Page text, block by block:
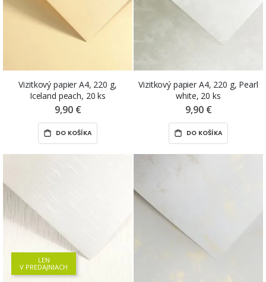
Vizitkový papier A4, 220 g,
Iceland peach, 20 ks
9,90 €
DO KOŠÍKA
Vizitkový papier A4, 220 g, Pearl
white, 20 ks
9,90 €
DO KOŠÍKA
LEN
V PREDAJNIACH